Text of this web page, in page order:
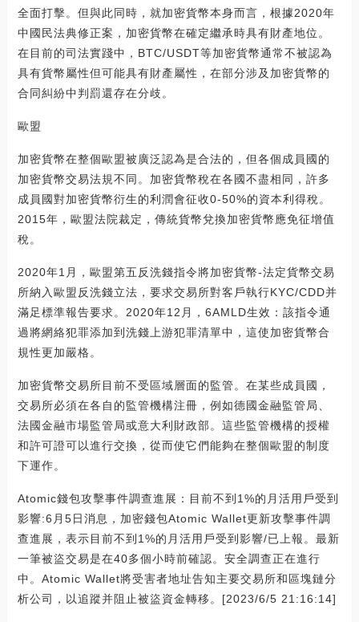
全面打擊。但與此同時，就加密貨幣本身而言，根據2020年
中國民法典修正案，加密貨幣在確定繼承時具有財產地位。
在目前的司法實踐中，BTC/USDT等加密貨幣通常不被認為
具有貨幣屬性但可能具有財產屬性，在部分涉及加密貨幣的
合同糾紛中判罰還存在分歧。
歐盟
加密貨幣在整個歐盟被廣泛認為是合法的，但各個成員國的
加密貨幣交易法規不同。加密貨幣稅在各國不盡相同，許多
成員國對加密貨幣衍生的利潤會征收0-50%的資本利得稅。
2015年，歐盟法院裁定，傳統貨幣兌換加密貨幣應免征增值
稅。
2020年1月，歐盟第五反洗錢指令將加密貨幣-法定貨幣交易
所納入歐盟反洗錢立法，要求交易所對客戶執行KYC/CDD并
滿足標準報告要求。2020年12月，6AMLD生效：該指令通
過將網絡犯罪添加到洗錢上游犯罪清單中，這使加密貨幣合
規性更加嚴格。
加密貨幣交易所目前不受區域層面的監管。在某些成員國，
交易所必須在各自的監管機構注冊，例如德國金融監管局、
法國金融市場監管局或意大利財政部。這些監管機構的授權
和許可證可以進行交換，從而使它們能夠在整個歐盟的制度
下運作。
Atomic錢包攻擊事件調查進展：目前不到1%的月活用戶受到
影響:6月5日消息，加密錢包Atomic Wallet更新攻擊事件調
查進展，表示目前不到1%的月活用戶受到影響/已上報。最新
一筆被盜交易是在40多個小時前確認。安全調查正在進行
中。Atomic Wallet將受害者地址告知主要交易所和區塊鏈分
析公司，以追蹤并阻止被盜資金轉移。[2023/6/5 21:16:14]